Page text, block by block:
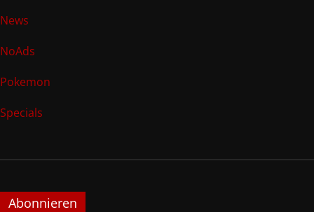
News
NoAds
Pokemon
Specials
Abonnieren